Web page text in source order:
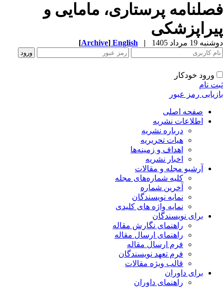
پرستاری، مامایی و
19 مرداد 1405 |
English
[Archive]
ورود خودکار
نام
رمز عبور
صفحه اصلی
اطلاعات نشریه
درباره نشریه
هیات تحریریه
اهداف و زمینه‌ها
اخبار نشریه
آرشیو مجله و مقالات
کلیه شماره‌های مجله
آخرین شماره
نمایه نویسندگان
نمایه واژه های کلیدی
برای نویسندگان
راهنمای نگارش مقاله
راهنمای ارسال مقاله
فرم ارسال مقاله
فرم تعهد نویسندگان
قالب ویژه مقالات
برای داوران
راهنمای داوران